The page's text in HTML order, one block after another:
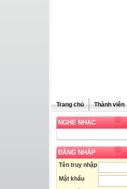
Trang chủ Thành viên
NGHE NHẠC
ĐĂNG NHẬP
Tên truy nhập
Mật khẩu